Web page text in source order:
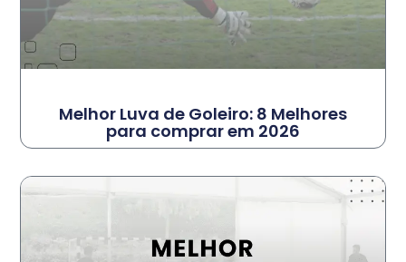
Melhor Luva de Goleiro: 8 Melhores
para comprar em 2026